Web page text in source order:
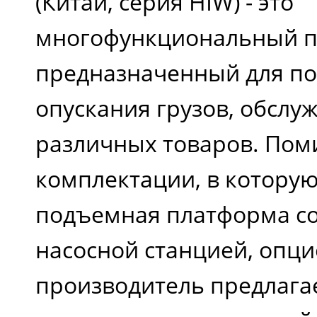
многофункциональный
предназначенный для
опускания грузов,
различных товаров.
комплектации, в
подъемная платформа
насосной станцией,
производитель